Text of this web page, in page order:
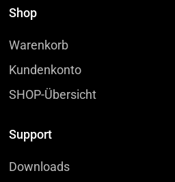
Shop
Warenkorb
Kundenkonto
SHOP-Übersicht
Support
Downloads